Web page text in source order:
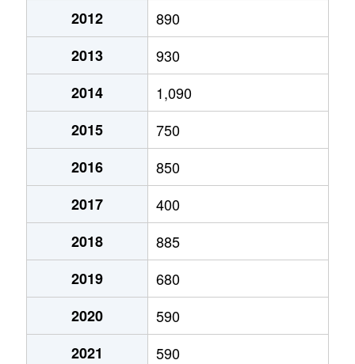
東ときわ台
1,400万円
東ときわ台
1,800万円
東ときわ台
3,400万円
東ときわ台
420万円
東ときわ台
600万円
東ときわ台
600万円
2012
890
2013
930
2014
1,090
2015
750
2016
850
2017
400
2018
885
2019
680
2020
590
2021
590